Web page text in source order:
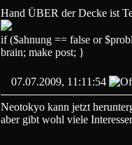
Hand ÜBER der Decke ist
if ($ahnung == false or
brain; make post; }
07.07.2009, 11:11:54
Neotokyo kann jetzt
aber gibt wohl viele